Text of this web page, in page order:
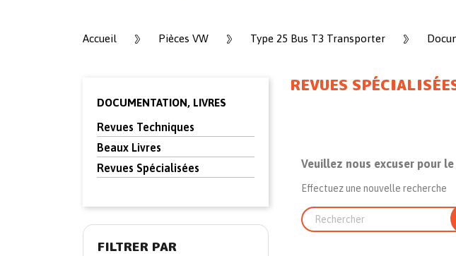
Accueil Pièces VW Type 25 Bus T3 Transporter
DOCUMENTATION, LIVRES
Revues Techniques
Beaux Livres
Revues Spécialisées
FILTRER PAR
REVUES
Veuillez nous excuser pour
Effectuez une nouvelle recherche